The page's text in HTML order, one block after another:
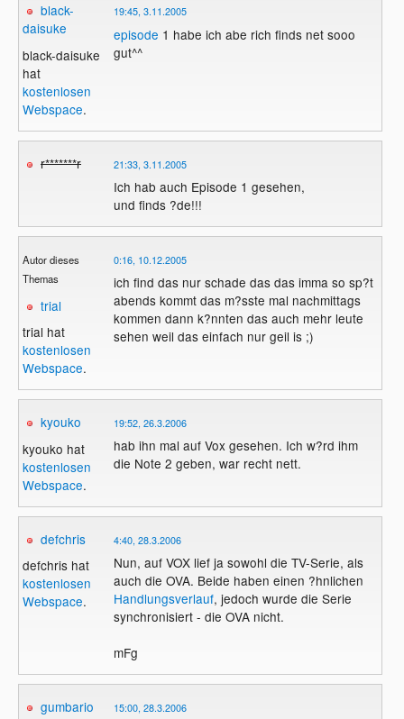
black-
daisuke
black-daisuke
hat
kostenlosen
Webspace.
19:45, 3.11.2005
episode 1 habe ich abe rich finds net sooo
gut^^
r*******r 21:33, 3.11.2005
Ich hab auch Episode 1 gesehen,
und finds ?de!!!
Autor dieses
Themas
trial
trial hat
kostenlosen
Webspace.
0:16, 10.12.2005
ich find das nur schade das das imma so sp?t
abends kommt das m?sste mal nachmittags
kommen dann k?nnten das auch mehr leute
sehen weil das einfach nur geil is ;)
kyouko
kyouko hat
kostenlosen
Webspace.
19:52, 26.3.2006
hab ihn mal auf Vox gesehen. Ich w?rd ihm
die Note 2 geben, war recht nett.
defchris
defchris hat
kostenlosen
Webspace.
4:40, 28.3.2006
Nun, auf VOX lief ja sowohl die TV-Serie, als
auch die OVA. Beide haben einen ?hnlichen
Handlungsverlauf, jedoch wurde die Serie
synchronisiert - die OVA nicht.
mFg
gumbario
15:00, 28.3.2006